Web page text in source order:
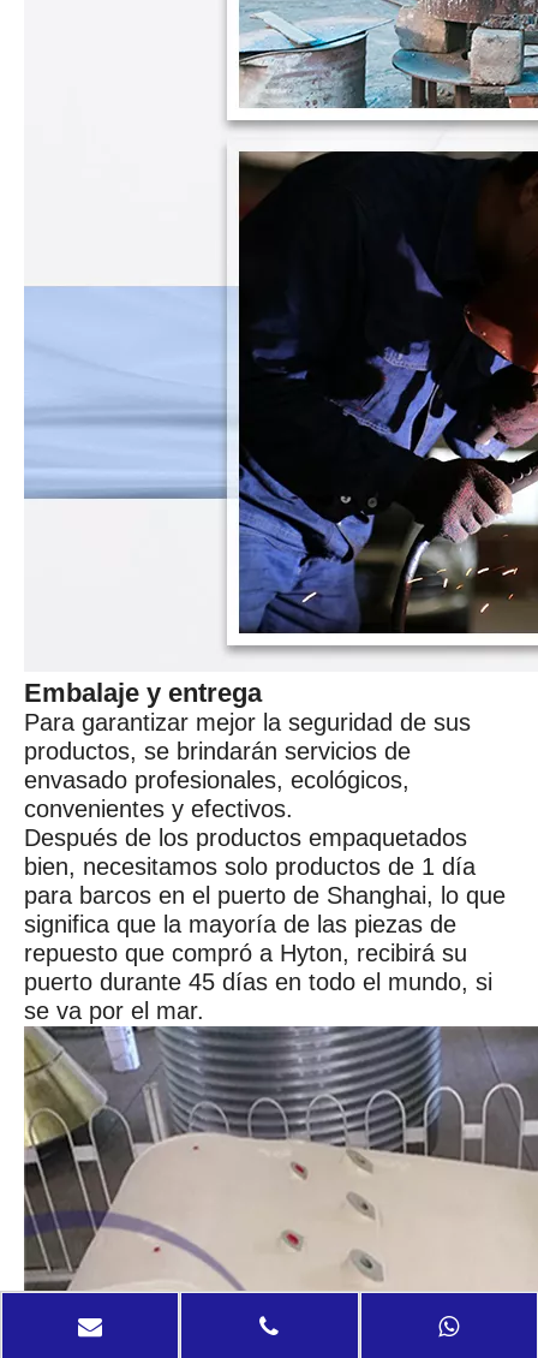
Embalaje y entrega
Para garantizar mejor la seguridad de sus
productos, se brindarán servicios de
envasado profesionales, ecológicos,
convenientes y efectivos.
Después de los productos empaquetados
bien, necesitamos solo productos de 1 día
para barcos en el puerto de Shanghai, lo que
significa que la mayoría de las piezas de
repuesto que compró a Hyton, recibirá su
puerto durante 45 días en todo el mundo, si
se va por el mar.